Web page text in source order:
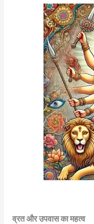
व्रत और उपवास का महत्व